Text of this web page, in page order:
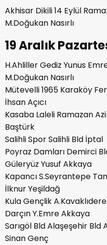
Akhisar Dikili 14 Eylül
M.Doğukan Nasırlı
19 Aralık
H.Ahliller Gediz Yunus
M.Doğukan Nasırlı
Mütevelli 1965 Karaköy
İhsan Açıcı
Kasaba Laleli Ramazan
Baştürk
Salihli Spor Salihli Bld İptal
Poyraz Damları Demirci
Güleryüz Yusuf Akkaya
Kapancı S.Seyrantepe
İlknur Yeşildağ
Kula Gençlik
Darçın Y.Emre Akkaya
Sarıgöl Bld Alaşeşehir
Sinan Genç